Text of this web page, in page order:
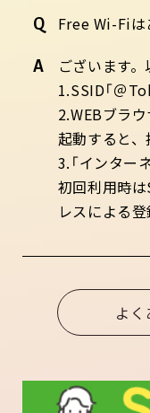
Free Wi-Fiは
ございます。
1.SSID「＠
2.WEBブラ
起動すると
3.「インター
初回利用時
レスによる登
よ